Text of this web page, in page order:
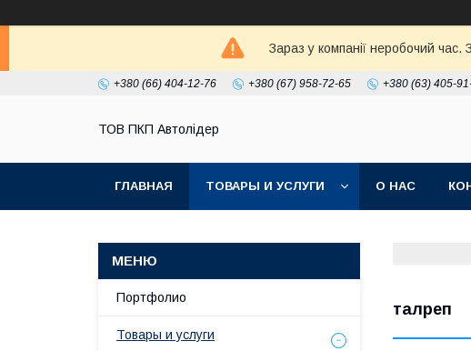
Зараз у компанії неробочий
+380 (66) 404-12-76 +380 (67) 958-72-65 +380 (63) 405-
ТОВ ПКП Автолідер
ГЛАВНАЯ ТОВАРЫ И УСЛУГИ О НАС
талреп
Портфолио
Товары и услуги